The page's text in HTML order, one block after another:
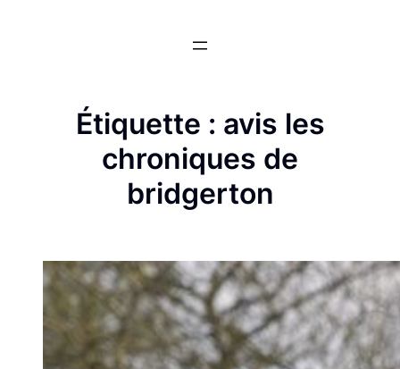
Étiquette : avis les
chroniques de
bridgerton